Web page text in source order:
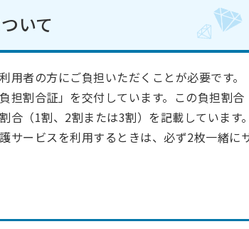
いて
者の方にご負担いただくことが必要です。
担割合証」を交付しています。この負担割合
合（1割、2割または3割）を記載しています
サービスを利用するときは、必ず2枚一緒に